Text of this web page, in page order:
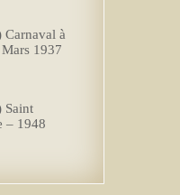
Carnaval à
1937
Saint
– 1948